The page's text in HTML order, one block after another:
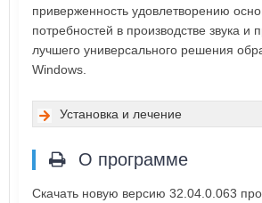
приверженность удовлетворению
потребностей в производстве звука и
лучшего универсального решения
Windows.
Установка и лечение
О программе
Скачать новую версию 32.04.0.063